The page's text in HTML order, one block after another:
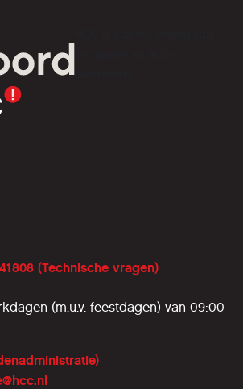
liefhebbers.
(Technische vragen)
(m.u.v. feestdagen) van 09:00